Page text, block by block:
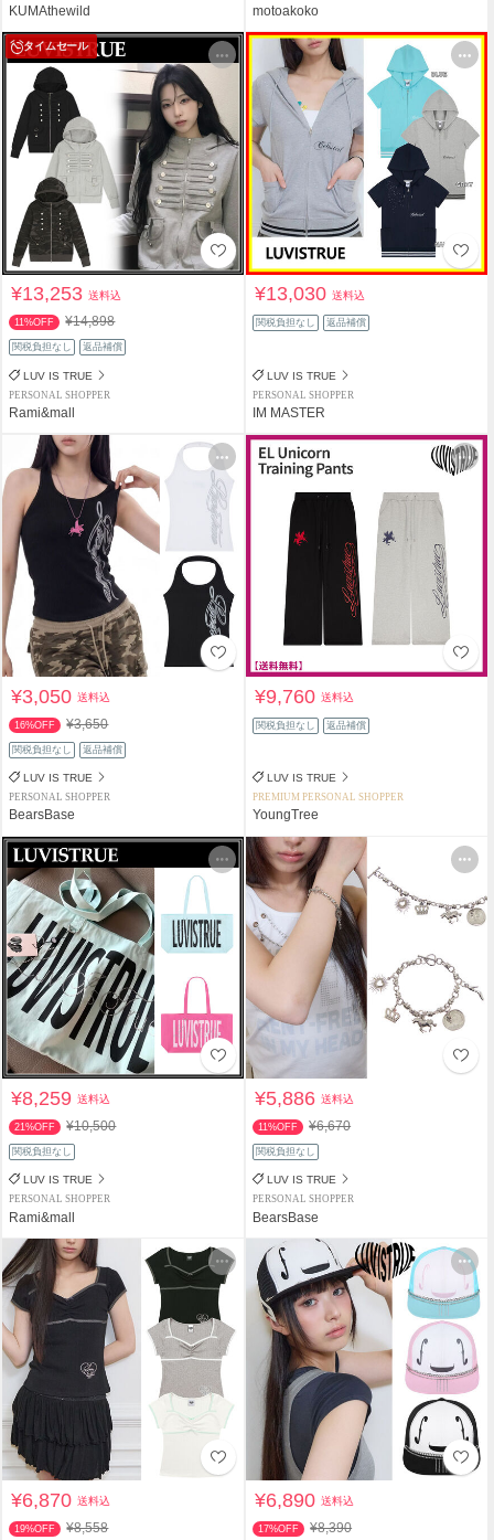
KUMAthewild motoakoko
タイムセール
¥13,253送料込
11%OFF ¥14,898
関税負担なし 返品補償
LUV IS TRUE
PERSONAL SHOPPER
Rami&mall
¥13,030送料込
関税負担なし 返品補償
LUV IS TRUE
PERSONAL SHOPPER
IM MASTER
¥3,050送料込
16%OFF ¥3,650
関税負担なし 返品補償
LUV IS TRUE
PERSONAL SHOPPER
BearsBase
¥9,760送料込
関税負担なし 返品補償
LUV IS TRUE
PREMIUM PERSONAL SHOPPER
YoungTree
¥8,259送料込
21%OFF ¥10,500
関税負担なし
LUV IS TRUE
PERSONAL SHOPPER
Rami&mall
¥5,886送料込
11%OFF ¥6,670
関税負担なし
LUV IS TRUE
PERSONAL SHOPPER
BearsBase
¥6,870送料込
19%OFF ¥8,558
¥6,890送料込
17%OFF ¥8,390